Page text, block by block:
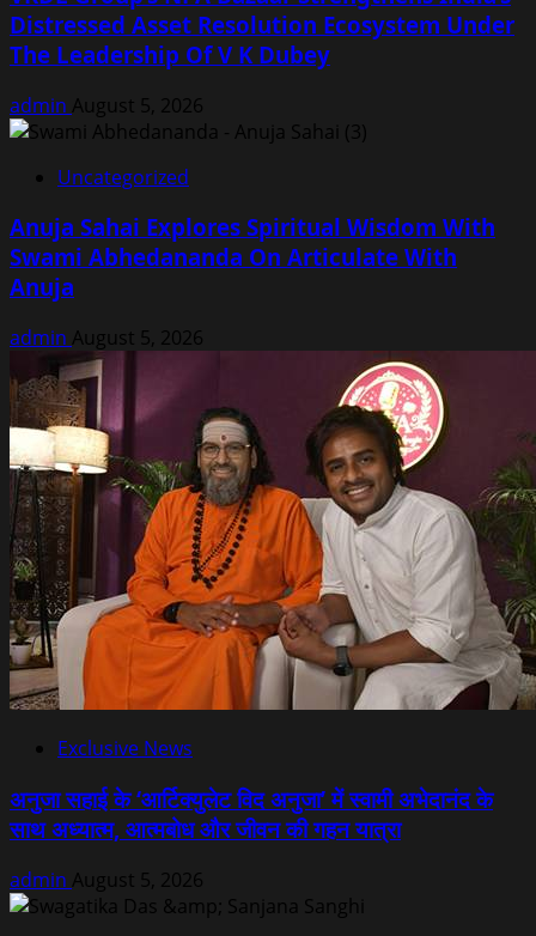
Distressed Asset Resolution Ecosystem Under
The Leadership Of V K Dubey
admin August 5, 2026
Uncategorized
Anuja Sahai Explores Spiritual Wisdom With
Swami Abhedananda On Articulate With
Anuja
admin August 5, 2026
Exclusive News
अनुजा सहाई के ‘आर्टिक्युलेट विद अनुजा’ में स्वामी अभेदानंद के
साथ अध्यात्म, आत्मबोध और जीवन की गहन यात्रा
admin August 5, 2026